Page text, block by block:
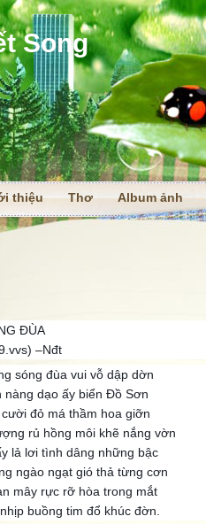
Song
thiệu Thơ Album ảnh
ĐÙA
–Nđt
sóng đùa vui vỗ dập dờn
nàng dạo ấy biển Đồ Sơn
cười đỏ má thầm hoa giỡn
rủ hồng môi khẽ nắng vờn
lả lơi tình dâng những bậc
ngào ngạt gió thả từng cơn
mây rực rỡ hòa trong mắt
buồng tim đổ khúc đờn.